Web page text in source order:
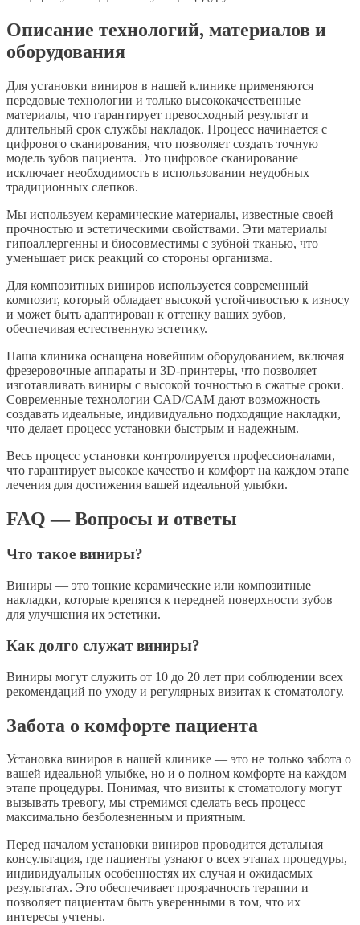
Описание технологий, материалов и
оборудования
Для установки виниров в нашей клинике применяются
передовые технологии и только высококачественные
материалы, что гарантирует превосходный результат и
длительный срок службы накладок. Процесс начинается с
цифрового сканирования, что позволяет создать точную
модель зубов пациента. Это цифровое сканирование
исключает необходимость в использовании неудобных
традиционных слепков.
Мы используем керамические материалы, известные своей
прочностью и эстетическими свойствами. Эти материалы
гипоаллергенны и биосовместимы с зубной тканью, что
уменьшает риск реакций со стороны организма.
Для композитных виниров используется современный
композит, который обладает высокой устойчивостью к износу
и может быть адаптирован к оттенку ваших зубов,
обеспечивая естественную эстетику.
Наша клиника оснащена новейшим оборудованием, включая
фрезеровочные аппараты и 3D-принтеры, что позволяет
изготавливать виниры с высокой точностью в сжатые сроки.
Современные технологии CAD/CAM дают возможность
создавать идеальные, индивидуально подходящие накладки,
что делает процесс установки быстрым и надежным.
Весь процесс установки контролируется профессионалами,
что гарантирует высокое качество и комфорт на каждом этапе
лечения для достижения вашей идеальной улыбки.
FAQ — Вопросы и ответы
Что такое виниры?
Виниры — это тонкие керамические или композитные
накладки, которые крепятся к передней поверхности зубов
для улучшения их эстетики.
Как долго служат виниры?
Виниры могут служить от 10 до 20 лет при соблюдении всех
рекомендаций по уходу и регулярных визитах к стоматологу.
Забота о комфорте пациента
Установка виниров в нашей клинике — это не только забота о
вашей идеальной улыбке, но и о полном комфорте на каждом
этапе процедуры. Понимая, что визиты к стоматологу могут
вызывать тревогу, мы стремимся сделать весь процесс
максимально безболезненным и приятным.
Перед началом установки виниров проводится детальная
консультация, где пациенты узнают о всех этапах процедуры,
индивидуальных особенностях их случая и ожидаемых
результатах. Это обеспечивает прозрачность терапии и
позволяет пациентам быть уверенными в том, что их
интересы учтены.